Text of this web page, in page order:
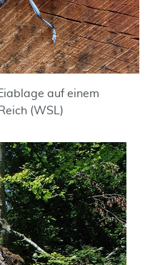
auf einem
(WSL)